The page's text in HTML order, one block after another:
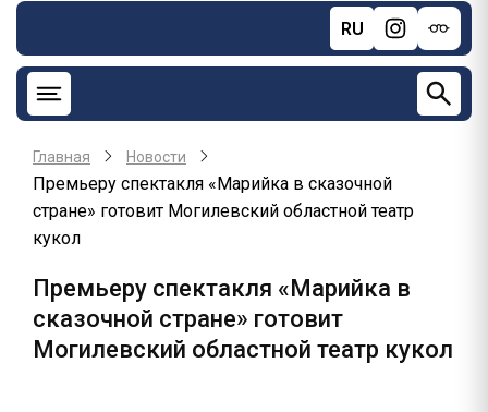
RU
Главная Новости
Премьеру спектакля «Марийка в сказочной
стране» готовит Могилевский областной театр
кукол
Премьеру спектакля «Марийка в
сказочной стране» готовит
Могилевский областной театр кукол